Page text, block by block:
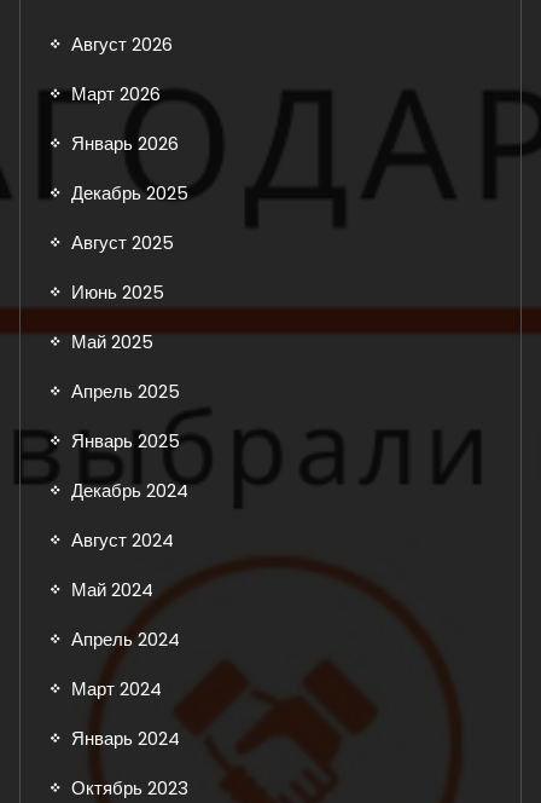
Август 2026
Март 2026
Январь 2026
Декабрь 2025
Август 2025
Июнь 2025
Май 2025
Апрель 2025
Январь 2025
Декабрь 2024
Август 2024
Май 2024
Апрель 2024
Март 2024
Январь 2024
Октябрь 2023